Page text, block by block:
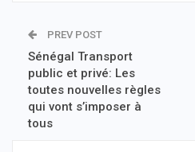
PREV POST
Sénégal Transport
public et privé: Les
toutes nouvelles règles
qui vont s’imposer à
tous